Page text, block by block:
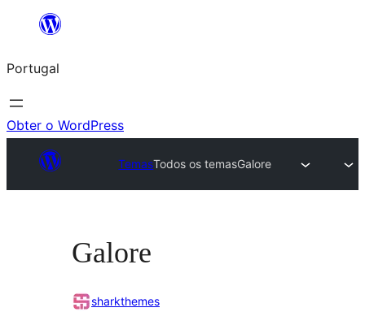
Saltar
o
conteúdo
Portugal
Obter o WordPress
TemasTodos os temasGalore
Galore
sharkthemes